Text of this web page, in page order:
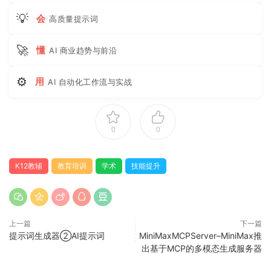
💡 会 高质量提示词
🚀 懂 AI 商业趋势与前沿
⚙ 用 AI 自动化工作流与实战
0 0
K12教辅 教育培训 学术 技能提升
上一篇
提示词生成器②AI提示词
下一篇
MiniMaxMCPServer–MiniMax推
出基于MCP的多模态生成服务器